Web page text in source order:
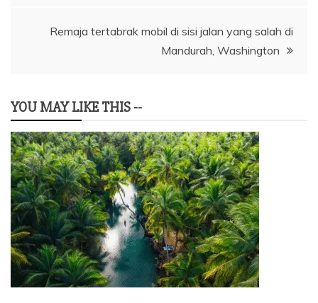
Remaja tertabrak mobil di sisi jalan yang salah di
Mandurah, Washington
YOU MAY LIKE THIS --